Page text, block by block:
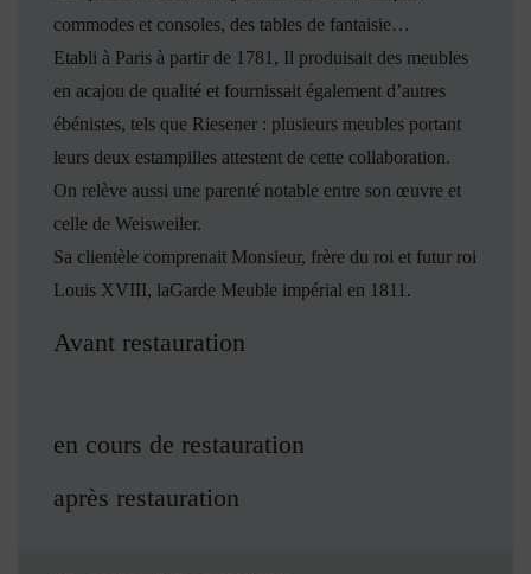
commodes et consoles, des tables de fantaisie…
Etabli à Paris à partir de 1781, Il produisait des meubles
en acajou de qualité et fournissait également d’autres
ébénistes, tels que Riesener : plusieurs meubles portant
leurs deux estampilles attestent de cette collaboration.
On relève aussi une parenté notable entre son œuvre et
celle de Weisweiler.
Sa clientèle comprenait Monsieur, frère du roi et futur roi
Louis XVIII, laGarde Meuble impérial en 1811.
Avant restauration
en cours de restauration
après restauration